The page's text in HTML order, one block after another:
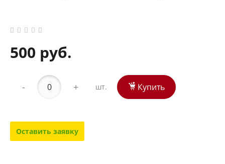
500 руб.
- + шт. Купить
Оставить заявку